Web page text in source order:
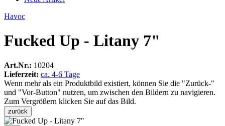
Havoc
Fucked Up - Litany 7"
Art.Nr.: 10204
Lieferzeit: ca. 4-6 Tage
Wenn mehr als ein Produktbild existiert, können Sie die "Zurück-"
und "Vor-Button" nutzen, um zwischen den Bildern zu navigieren.
Zum Vergrößern klicken Sie auf das Bild.
zurück